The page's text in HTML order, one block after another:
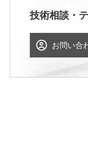
技術相談・
お問い合